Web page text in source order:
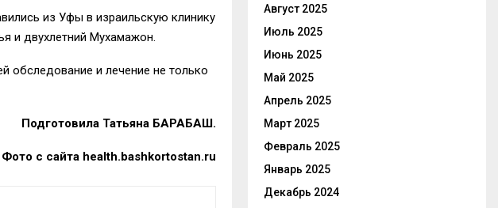
из Уфы в израильскую клинику
и двухлетний Мухамажон.
обследование и лечение не только
Подготовила Татьяна БАРАБАШ.
Фото с сайта health.bashkortostan.ru
Август 2025
Июль 2025
Июнь 2025
Май 2025
Апрель 2025
Март 2025
Февраль 2025
Январь 2025
Декабрь 2024